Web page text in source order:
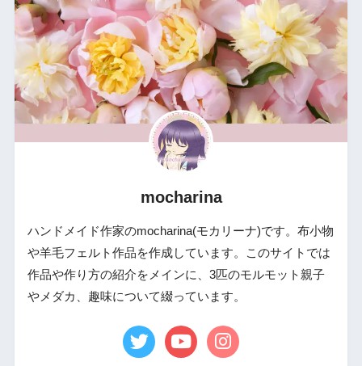
mocharina
ハンドメイド作家のmocharina(モカリーナ)です。布小物
や羊毛フェルト作品を作成しています。このサイトでは
作品や作り方の紹介をメインに、3匹のモルモット親子
やメダカ、趣味について綴っています。